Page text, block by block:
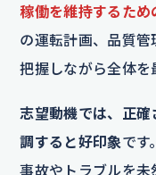
稼働を維持するため
の運転計画、品質管
把握しながら全体を
志望動機では、正
調すると好印象です
事故やトラブルを未